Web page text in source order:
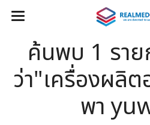
ค้นพบ 1 ราย
ว่า"เครื่องผลิ
พา